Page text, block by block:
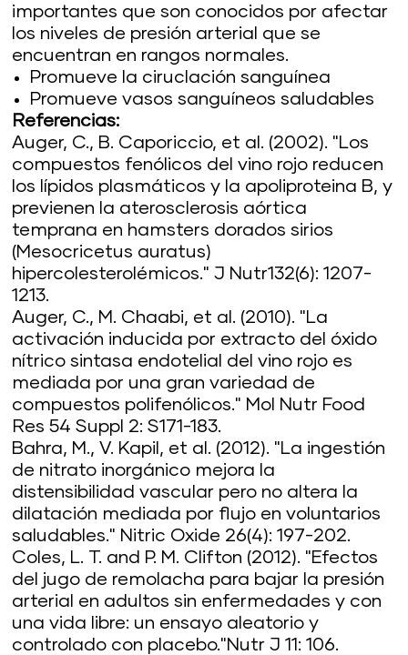
importantes que son conocidos por afectar
los niveles de presión arterial que se
encuentran en rangos normales.
Promueve la ciruclación sanguínea
Promueve vasos sanguíneos saludables
Referencias:
Auger, C., B. Caporiccio, et al. (2002). "Los
compuestos fenólicos del vino rojo reducen
los lípidos plasmáticos y la apoliproteina B, y
previenen la aterosclerosis aórtica
temprana en hamsters dorados sirios
(Mesocricetus auratus)
hipercolesterolémicos." J Nutr132(6): 1207-
1213.
Auger, C., M. Chaabi, et al. (2010). "La
activación inducida por extracto del óxido
nítrico sintasa endotelial del vino rojo es
mediada por una gran variedad de
compuestos polifenólicos." Mol Nutr Food
Res 54 Suppl 2: S171-183.
Bahra, M., V. Kapil, et al. (2012). "La ingestión
de nitrato inorgánico mejora la
distensibilidad vascular pero no altera la
dilatación mediada por flujo en voluntarios
saludables." Nitric Oxide 26(4): 197-202.
Coles, L. T. and P. M. Clifton (2012). "Efectos
del jugo de remolacha para bajar la presión
arterial en adultos sin enfermedades y con
una vida libre: un ensayo aleatorio y
controlado con placebo."Nutr J 11: 106.